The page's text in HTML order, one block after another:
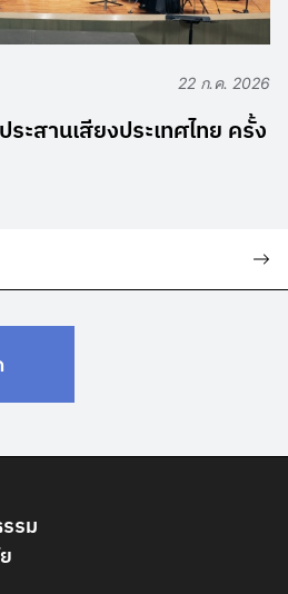
22 ก.ค. 2026
ะสานเสียงประเทศไทย ครั้ง
รม